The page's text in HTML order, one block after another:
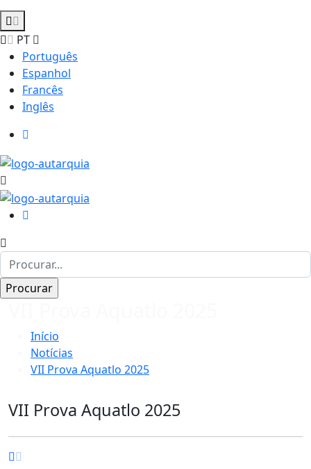
PT
Português
Espanhol
Francês
Inglês
Início
Notícias
VII Prova Aquatlo 2025
VII Prova Aquatlo 2025